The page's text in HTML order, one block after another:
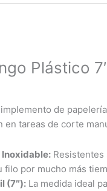
Plástico
de
en tareas de corte
Inoxidable: Resistentes
filo por mucho más
(7″): La medida ideal